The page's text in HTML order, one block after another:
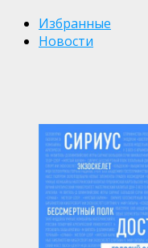
Избранные
Новости